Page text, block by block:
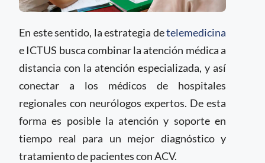
En este sentido, la estrategia detelemedicina
e ICTUS busca combinar la atención médica a
distancia con la atención especializada, y así
conectar a los médicos de hospitales
regionales con neurólogos expertos. De esta
forma es posible la atención y soporte en
tiempo real para un mejor diagnóstico y
tratamiento de pacientes con ACV.